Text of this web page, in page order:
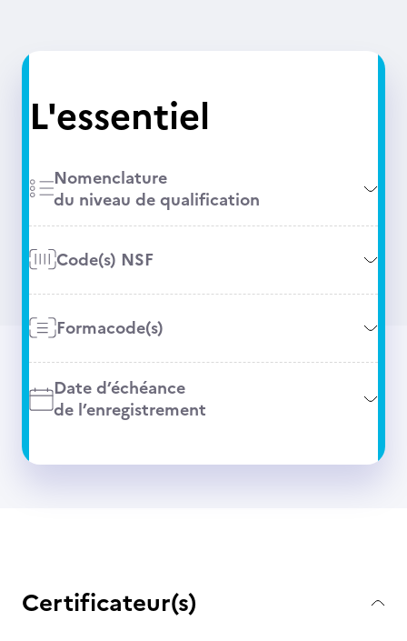
L'essentiel
Nomenclature
du niveau de qualification
Code(s) NSF
Formacode(s)
Date d’échéance
de l’enregistrement
Certificateur(s)